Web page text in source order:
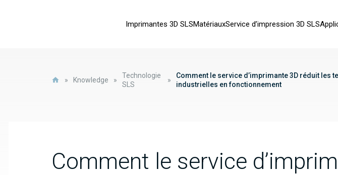
Imprimantes 3D SLSMatériauxService d’impression 3D SLS
» Knowledge »
Technologie
SLS
»
Comment le service d’imprimante 3D réduit les
industrielles en fonctionnement
Comment le service